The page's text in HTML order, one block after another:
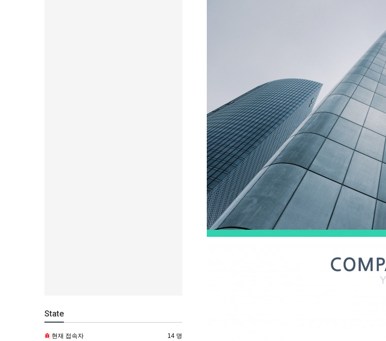
State
현재 접속자
14 명